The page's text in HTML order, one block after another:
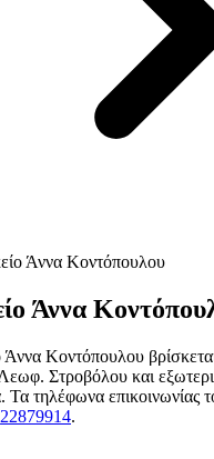
Άννα Κοντόπουλου
Άννα
Κοντόπουλου
Στροβόλου και
τηλέφωνα επικοινωνίας
22879914.